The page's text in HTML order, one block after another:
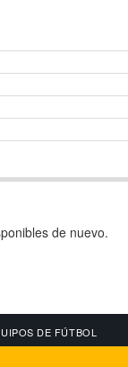
de nuevo.
DE FÚTBOL